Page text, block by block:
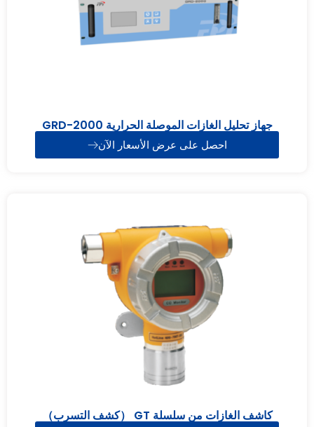
جهاز تحليل الغازات الموصلة الحرارية GRD-2000
احصل على عرض الأسعار الآن
كاشف الغازات من سلسلة GT （كشف التسرب）